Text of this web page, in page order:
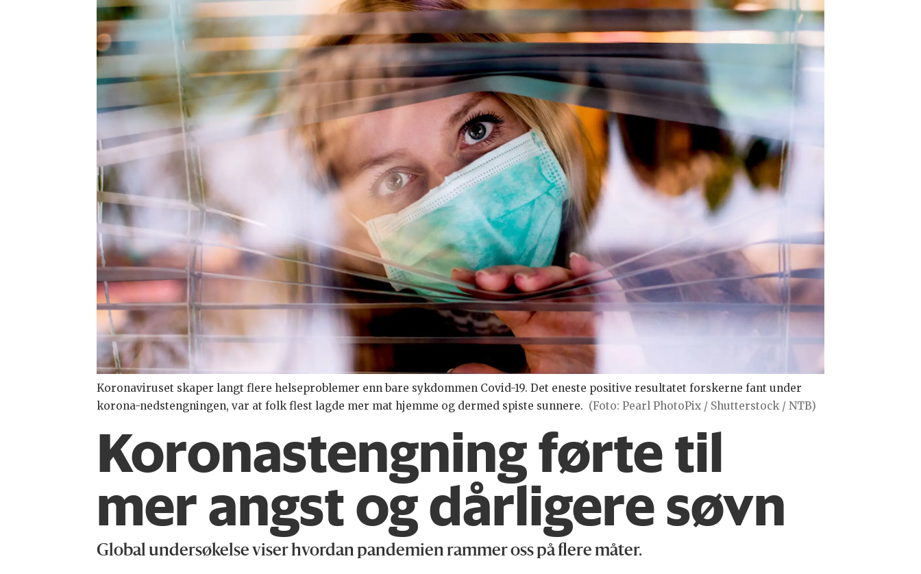
Koronaviruset skaper langt flere helseproblemer enn bare sykdommen Covid-19. Det eneste positive resultatet forskerne fant under
korona-nedstengningen, var at folk flest lagde mer mat hjemme og dermed spiste sunnere. (Foto: Pearl PhotoPix / Shutterstock / NTB)
Koronastengning førte til
mer angst og dårligere søvn
Global undersøkelse viser hvordan pandemien rammer oss på flere måter.